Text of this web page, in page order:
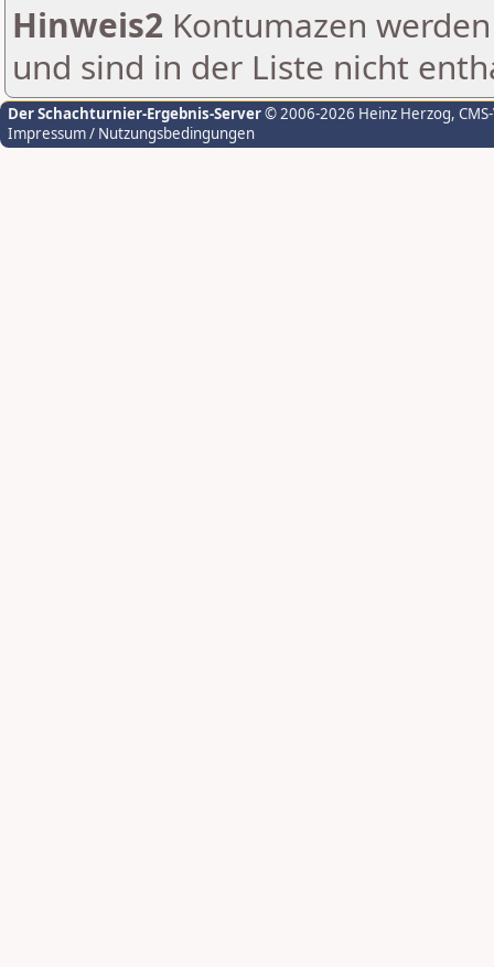
Hinweis2 Kontumazen
und sind in der Liste nicht
Der Schachturnier-Ergebnis-Server© 2006-2026 Heinz Herzog,
Impressum / Nutzungsbedingungen